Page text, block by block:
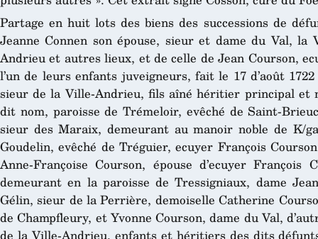
Partage en huit lots des biens des successions de
Jeanne Connen son épouse, sieur et dame du Val,
Andrieu et autres lieux, et de celle de Jean Courson,
l’un de leurs enfants juveigneurs, fait le 17 d’août
sieur de la Ville-Andrieu, fils aîné héritier principal et
dit nom, paroisse de Trémeloir, evêché de Saint-
sieur des Maraix, demeurant au manoir noble de K/
Goudelin, evêché de Tréguier, ecuyer François
Anne-Françoise Courson, épouse d’ecuyer
demeurant en la paroisse de Tressigniaux, dame
Gélin, sieur de la Perrière, demoiselle Catherine
de Champfleury, et Yvonne Courson, dame du Val,
de la Ville-Andrieu, enfants et héritiers des dits